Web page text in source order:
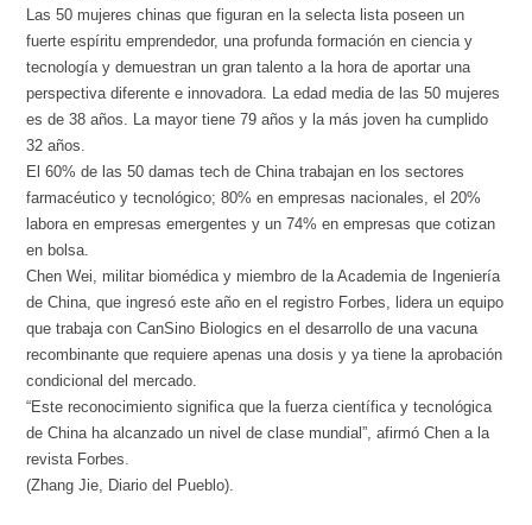
Las 50 mujeres chinas que figuran en la selecta lista poseen un
fuerte espíritu emprendedor, una profunda formación en ciencia y
tecnología y demuestran un gran talento a la hora de aportar una
perspectiva diferente e innovadora. La edad media de las 50 mujeres
es de 38 años. La mayor tiene 79 años y la más joven ha cumplido
32 años.
El 60% de las 50 damas tech de China trabajan en los sectores
farmacéutico y tecnológico; 80% en empresas nacionales, el 20%
labora en empresas emergentes y un 74% en empresas que cotizan
en bolsa.
Chen Wei, militar biomédica y miembro de la Academia de Ingeniería
de China, que ingresó este año en el registro Forbes, lidera un equipo
que trabaja con CanSino Biologics en el desarrollo de una vacuna
recombinante que requiere apenas una dosis y ya tiene la aprobación
condicional del mercado.
“Este reconocimiento significa que la fuerza científica y tecnológica
de China ha alcanzado un nivel de clase mundial”, afirmó Chen a la
revista Forbes.
(Zhang Jie, Diario del Pueblo).